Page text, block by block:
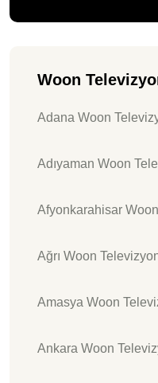
Woon
Adana Woon
Adıyaman Woon
Afyonkarahisar
Ağrı Woon
Amasya Woon
Ankara Woon